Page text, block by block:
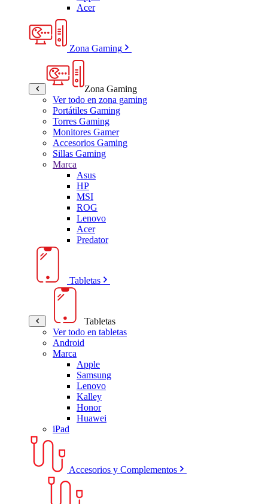
Acer
Zona Gaming
Zona Gaming
Ver todo en zona gaming
Portátiles Gaming
Torres Gaming
Monitores Gamer
Accesorios Gaming
Sillas Gaming
Marca
Asus
HP
MSI
ROG
Lenovo
Acer
Predator
Tabletas
Tabletas
Ver todo en tabletas
Android
Marca
Apple
Samsung
Lenovo
Kalley
Honor
Huawei
iPad
Accesorios y Complementos